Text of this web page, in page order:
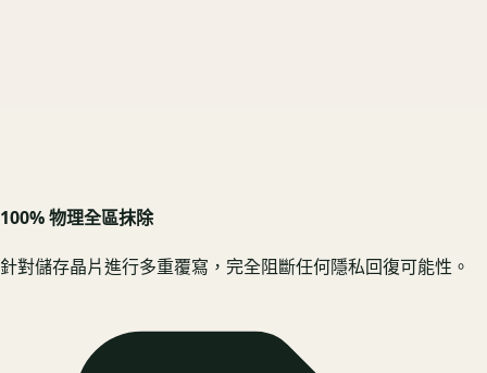
100% 物理全區抹除
針對儲存晶片進行多重覆寫，完全阻斷任何隱私回復可能性。